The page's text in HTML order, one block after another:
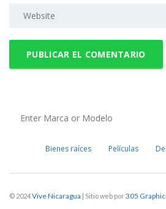
Bienes raíces Películas
© 2024Vive Nicaragua | Sitio web por 305